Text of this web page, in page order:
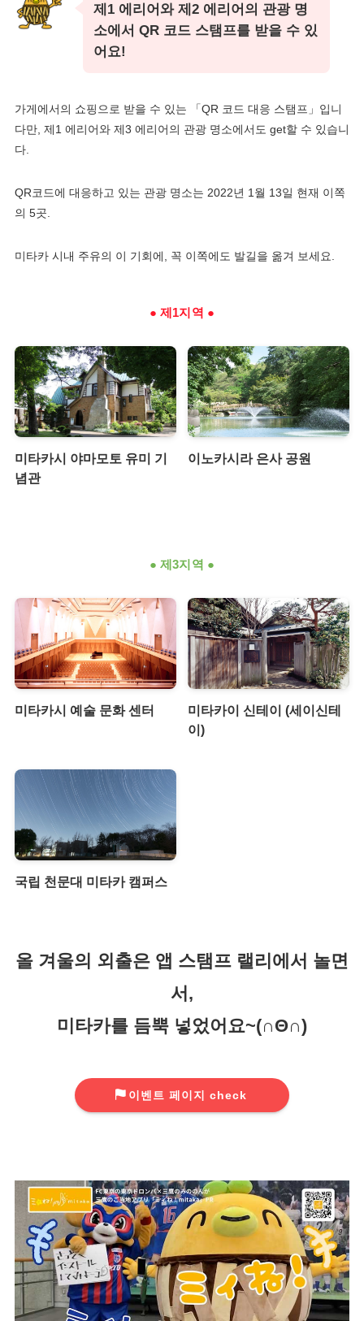
제1 에리어와 제2 에리어의 관광 명
소에서 QR 코드 스탬프를 받을 수 있
어요!
가게에서의 쇼핑으로 받을 수 있는 「QR 코드 대응 스탬프」입니
다만, 제1 에리어와 제3 에리어의 관광 명소에서도 get할 수 있습니
다.
QR코드에 대응하고 있는 관광 명소는 2022년 1월 13일 현재 이쪽
의 5곳.
미타카 시내 주유의 이 기회에, 꼭 이쪽에도 발길을 옮겨 보세요.
●제1지역 ●
미타카시 야마모토 유미 기
념관
이노카시라 은사 공원
●제3지역 ●
미타카시 예술 문화 센터
미타카이 신테이 (세이신테
이)
국립 천문대 미타카 캠퍼스
올 겨울의 외출은 앱 스탬프 랠리에서 놀면
서,
미타카를 듬뿍 넣었어요~(∩Θ∩)
이벤트 페이지 check